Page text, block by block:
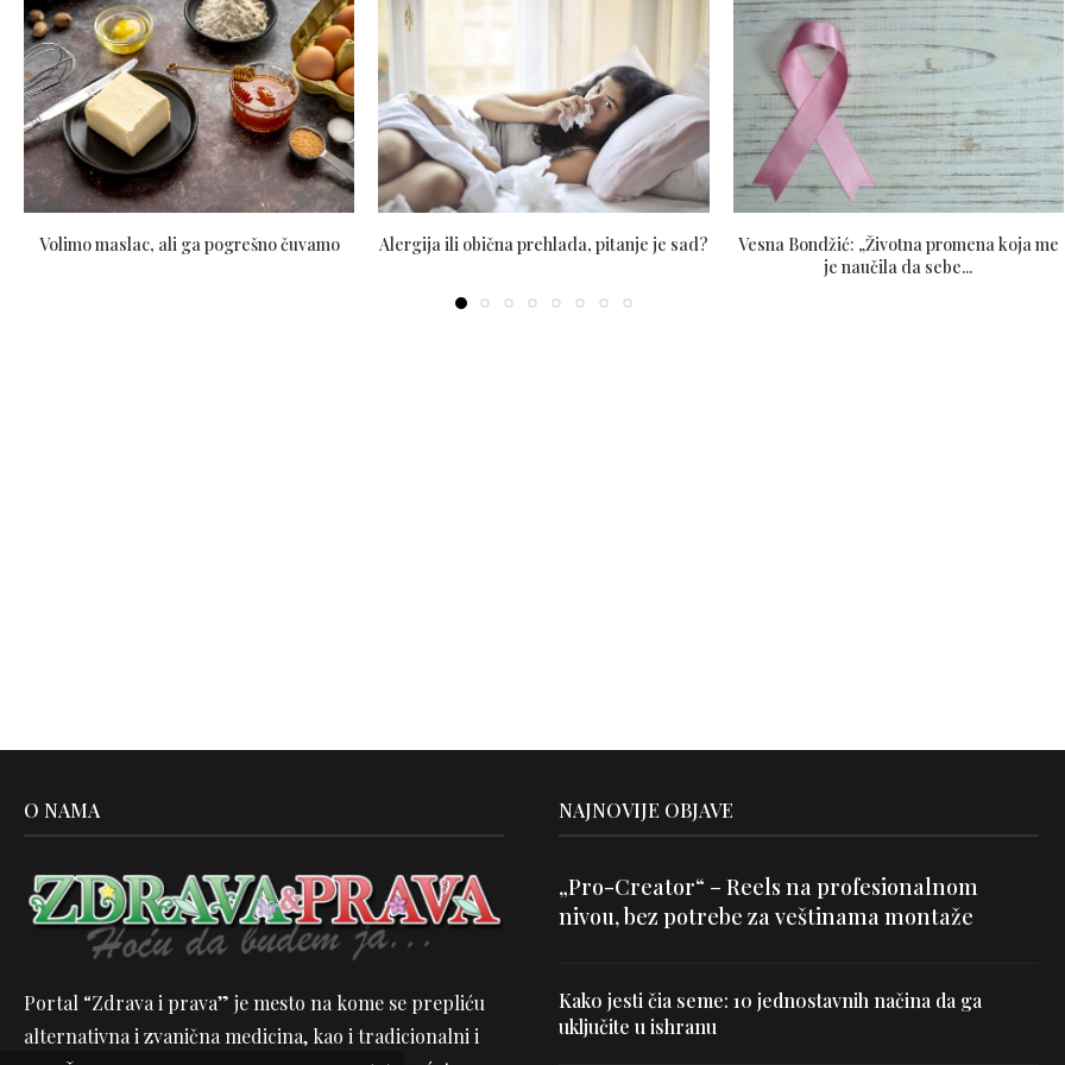
Volimo maslac, ali ga pogrešno čuvamo Alergija ili obična prehlada, pitanje je sad?
Vesna Bondžić: „Životna promena koja me
je naučila da sebe...
O NAMA
Portal “Zdrava i prava” je mesto na kome se prepliću
alternativna i zvanična medicina, kao i tradicionalni i
NAJNOVIJE OBJAVE
„Pro-Creator“ – Reels na profesionalnom
nivou, bez potrebe za veštinama montaže
Kako jesti čia seme: 10 jednostavnih načina da ga
uključite u ishranu